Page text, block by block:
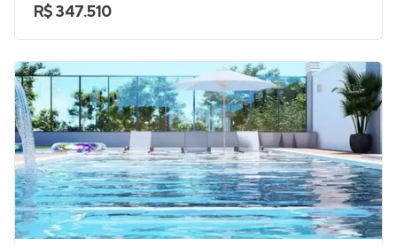
R$ 347.510